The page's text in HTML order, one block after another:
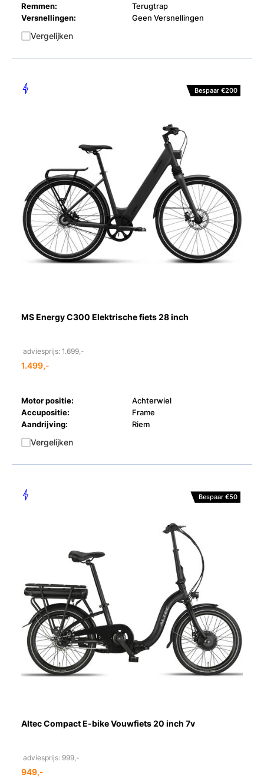
Remmen:
Terugtrap
Versnellingen:
Geen Versnellingen
Vergelijken
Bespaar €200
MS Energy C300 Elektrische fiets 28 inch
adviesprijs: 1.699,-
1.499,-
Motor positie:
Achterwiel
Accupositie:
Frame
Aandrijving:
Riem
Vergelijken
Bespaar €50
Altec Compact E-bike Vouwfiets 20 inch 7v
adviesprijs: 999,-
949,-